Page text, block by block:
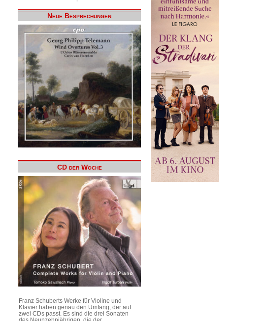
Neue Besprechungen
CD der Woche
Franz Schuberts Werke für Violine und
Klavier haben genau den Umfang, der auf
zwei CDs passt. Es sind die drei Sonaten